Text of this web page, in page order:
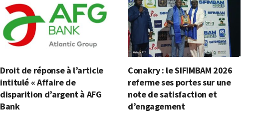
Droit de réponse à l’article
intitulé « Affaire de
disparition d’argent à AFG
Bank
Conakry : le SIFIMBAM 2026
referme ses portes sur une
note de satisfaction et
d’engagement